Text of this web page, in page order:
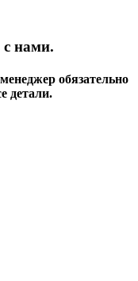
с нами.
обязательно
детали.